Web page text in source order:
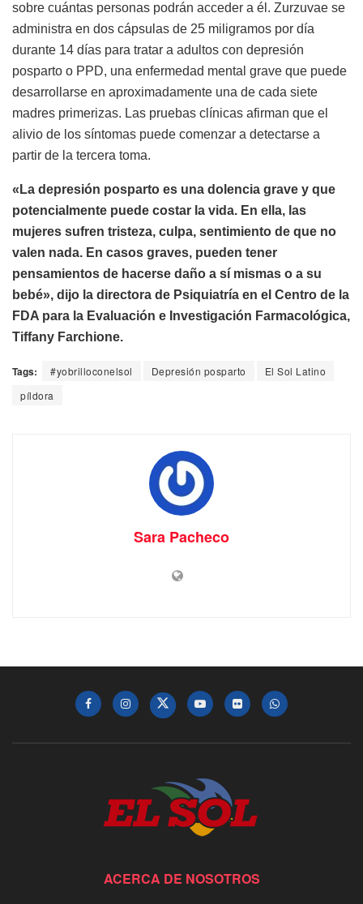
sobre cuántas personas podrán acceder a él. Zurzuvae se
administra en dos cápsulas de 25 miligramos por día
durante 14 días para tratar a adultos con depresión
posparto o PPD, una enfermedad mental grave que puede
desarrollarse en aproximadamente una de cada siete
madres primerizas. Las pruebas clínicas afirman que el
alivio de los síntomas puede comenzar a detectarse a
partir de la tercera toma.
«La depresión posparto es una dolencia grave y que
potencialmente puede costar la vida. En ella, las
mujeres sufren tristeza, culpa, sentimiento de que no
valen nada. En casos graves, pueden tener
pensamientos de hacerse daño a sí mismas o a su
bebé», dijo la directora de Psiquiatría en el Centro de la
FDA para la Evaluación e Investigación Farmacológica,
Tiffany Farchione.
Tags: #yobrilloconelsol Depresión posparto
El Sol Latino
píldora
Sara Pacheco
ACERCA DE NOSOTROS